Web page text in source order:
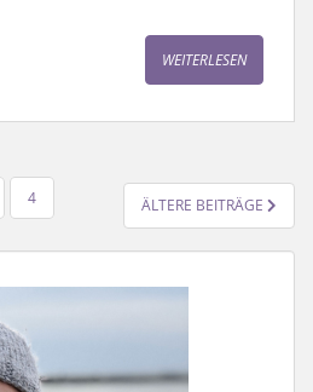
WEITERLESEN
4 ÄLTERE BEITRÄGE